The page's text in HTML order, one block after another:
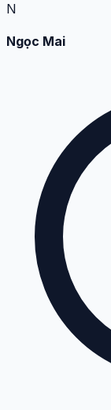
N
Ngọc Mai